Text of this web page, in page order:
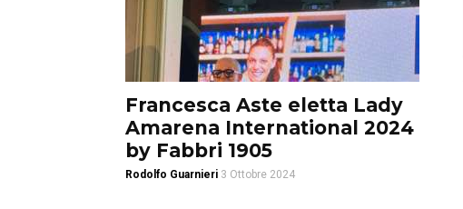
Francesca Aste eletta Lady
Amarena International 2024
by Fabbri 1905
Rodolfo Guarnieri 3 Ottobre 2024